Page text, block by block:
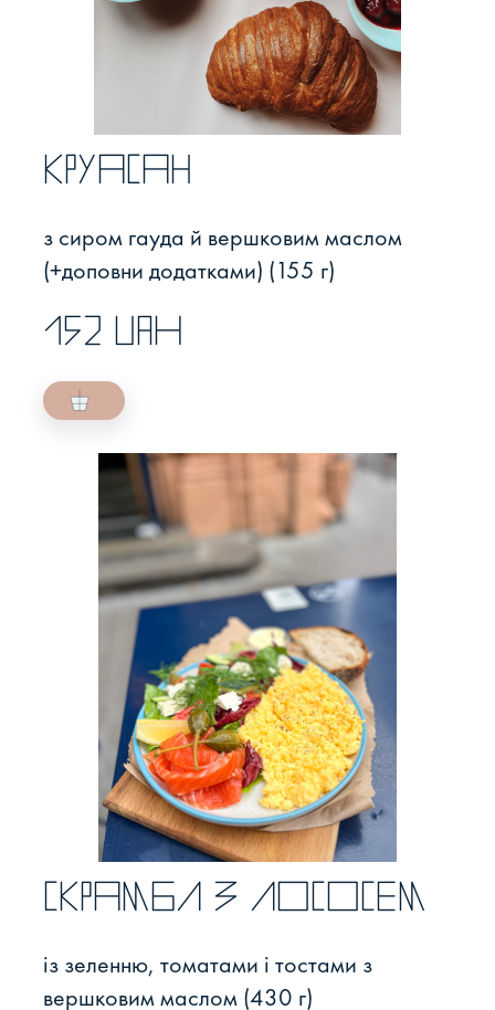
Круасан
з сиром гауда й вершковим маслом
(+доповни додатками) (155 г)
152 UAH
Скрамбл з лососем
із зеленню, томатами і тостами з
вершковим маслом (430 г)